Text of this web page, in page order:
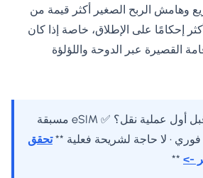
وهامش الربح الصغير أكثر قيمة من
إحكامًا على الإطلاق، خاصة إذا كان
القصيرة عبر الدوحة واللؤلؤة
هل تحتاج إلى خطة قبل أول عملية نقل؟ ✅ eSIM مسبقة
فوري • لا حاجة لشريحة فعلية **تحقق
->
**